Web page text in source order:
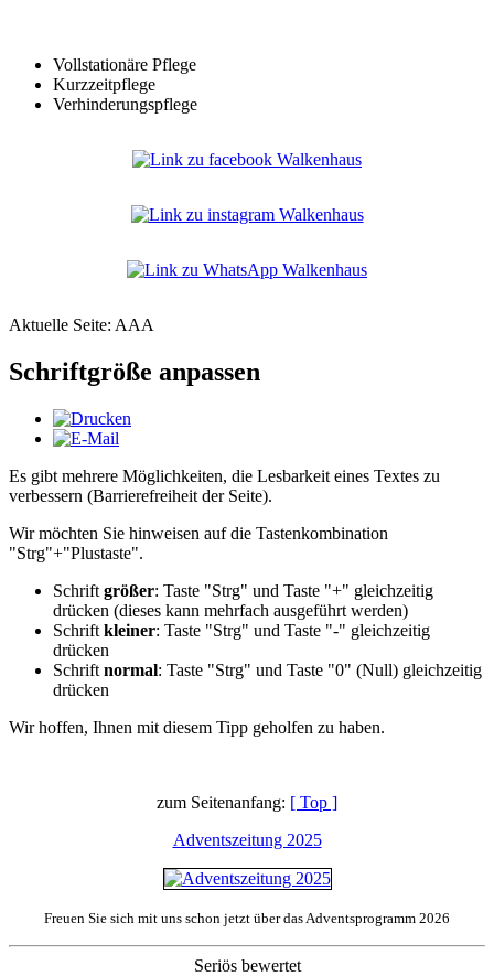
Vollstationäre Pflege
Kurzzeitpflege
Verhinderungspflege
Aktuelle Seite: AAA
Schriftgröße anpassen
Es gibt mehrere Möglichkeiten, die Lesbarkeit eines Textes zu
verbessern (Barrierefreiheit der Seite).
Wir möchten Sie hinweisen auf die Tastenkombination
"Strg"+"Plustaste".
Schrift größer: Taste "Strg" und Taste "+" gleichzeitig
drücken (dieses kann mehrfach ausgeführt werden)
Schrift kleiner: Taste "Strg" und Taste "-" gleichzeitig
drücken
Schrift normal: Taste "Strg" und Taste "0" (Null) gleichzeitig
drücken
Wir hoffen, Ihnen mit diesem Tipp geholfen zu haben.
zum Seitenanfang: [ Top ]
Adventszeitung 2025
Freuen Sie sich mit uns schon jetzt über das Adventsprogramm 2026
Seriös bewertet